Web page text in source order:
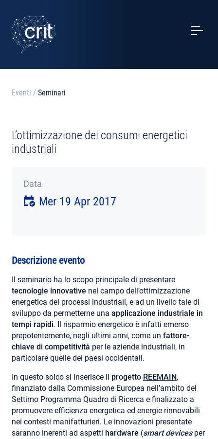
SERVIZI
CASI STUDIO
NOTIZIE
CONTATTI
Eventi / Seminari
L’ottimizzazione dei consumi energetici
industriali
Data
Mer 19 Apr 2017
Descrizione evento
Il seminario ha lo scopo principale di presentare
tecnologie innovative nel campo dell’ottimizzazione
energetica dei processi industriali, e ad un livello tale di
sviluppo da permetterne una applicazione industriale in
tempi rapidi. Il risparmio energetico è infatti emerso
prepotentemente, negli ultimi anni, come un fattore-
chiave di competitività per le aziende industriali, in
particolare quelle dei paesi occidentali.
In questo solco si inserisce il progetto REEMAIN,
finanziato dalla Commissione Europea nell’ambito del
Settimo Programma Quadro di Ricerca e finalizzato a
promuovere efficienza energetica ed energie rinnovabili
nei contesti manifatturieri. Le innovazioni presentate
saranno inerenti ad aspetti hardware (smart devices per